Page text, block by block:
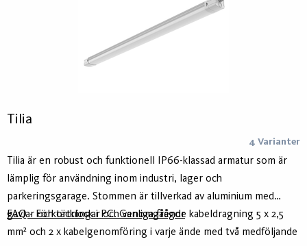
Tilia
4 Varianter
Tilia är en robust och funktionell IP66-klassad armatur som är
lämplig för användning inom industri, lager och
parkeringsgarage. Stommen är tillverkad av aluminium med
gavlar och täcklock i PC. Genomgående kabeldragning 5 x 2,5
mm² och 2 x kabelgenomföring i varje ände med två medföljande
FAQ - Förkortningar och vanliga frågor